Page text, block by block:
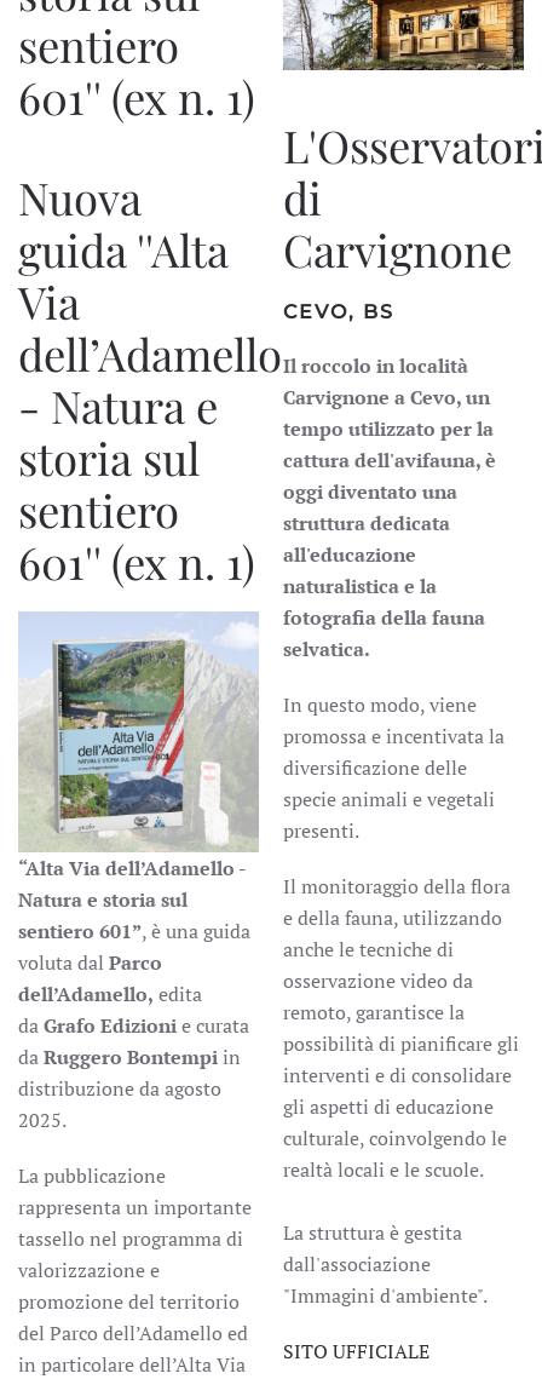
sentiero
601'' (ex n. 1)
Nuova
guida ''Alta
Via
dell’Adamello
- Natura e
storia sul
sentiero
601'' (ex n. 1)
“Alta Via dell’Adamello -
Natura e storia sul
sentiero 601”, è una guida
voluta dal Parco
dell’Adamello, edita
daGrafo Edizionie curata
daRuggero Bontempiin
distribuzione da agosto
2025.
La pubblicazione
rappresenta un importante
tassello nel programma di
valorizzazione e
promozione del territorio
del Parco dell’Adamello ed
in particolare dell’Alta Via
di
Carvignone
CEVO, BS
Il roccolo in località
Carvignone a Cevo, un
tempo utilizzato per la
cattura dell'avifauna, è
oggi diventato una
struttura dedicata
all'educazione
naturalistica e la
fotografia della fauna
selvatica.
In questo modo, viene
promossa e incentivata la
diversificazione delle
specie animali e vegetali
presenti.
Il monitoraggio della flora
e della fauna, utilizzando
anche le tecniche di
osservazione video da
remoto, garantisce la
possibilità di pianificare gli
interventi e di consolidare
gli aspetti di educazione
culturale, coinvolgendo le
realtà locali e le scuole.
La struttura è gestita
dall'associazione
"Immagini d'ambiente".
SITO UFFICIALE